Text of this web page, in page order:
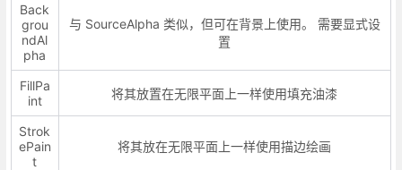
Back
grou
ndAl
pha
与 SourceAlpha 类似，但可在背景上使用。 需要显式设
置
FillPa
int
将其放置在无限平面上一样使用填充油漆
Strok
ePain
t
将其放在无限平面上一样使用描边绘画